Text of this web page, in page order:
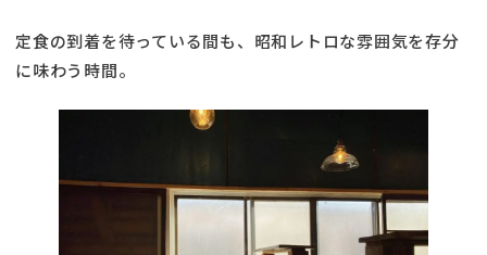
定食の到着を待っている間も、昭和レトロな雰囲気を存分
に味わう時間。